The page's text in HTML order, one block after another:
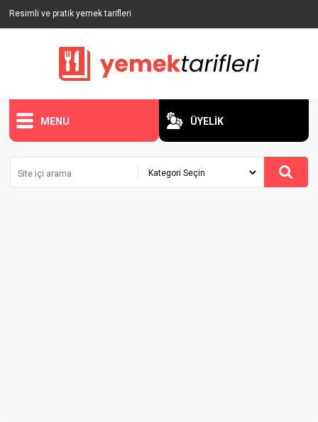
Resimli ve pratik yemek tarifleri
MENU ÜYELİK